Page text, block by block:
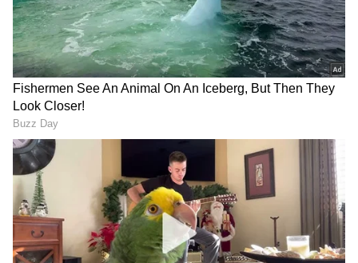
ಆರೋಪಿಗಳು ನಗರದ ವಿವಿಧೆಡೆ ಸುತ್ತಾಡಿ ಬೀಗ ಹಾಕಿದ
ಮನೆಗಳನ್ನು ಟಾರ್ಗೆಟ್‌ ಮಾಡಿ ಬೀಗ ಮುರಿದು ಕಳ್ಳತನ
ಮಾಡುತ್ತಿದ್ದರು. ಕೆಲ ಪ್ರಕರಣಗಳಲ್ಲಿ ಮನೆಯವರು ಬಾಗಿಲ
ಬೀಗದ ಕೀಗಳನ್ನು ಹೂಕುಂಡ ಅಥವಾ ಚಪ್ಪಲಿ ಸ್ಟ್ಯಾಂಡ್‌ಗಳಲ್ಲಿ
ಬಚ್ಚಿಡುವುದನ್ನು ನೋಡಿಕೊಂಡು ಬಳಿಕ ಅದೇ ಕೀ
ತೆಗೆದುಕೊಂಡು ಕಳ್ಳತನ ಮಾಡುತ್ತಿದ್ದರು. ಕದ್ದ ಮಾಲುಗಳನ್ನು
ಪರಿಚಿತರ ಮೂಲಕ ವಿಲೇವಾರಿ ಮಾಡಿ ಬಂದ ಹಣದಿಂದ
ಮೋಜು-ಮಸ್ತಿ ಮಾಡುತ್ತಿದ್ದರು. ಹಣ ಖಾಲಿಯಾದ ಬಳಿಕ
ಮತ್ತೆ ತನ್ನ ಕಳ್ಳತನ ಚಾಳಿ ಮುಂದುವರೆಸುತ್ತಿದ್ದರು ಎಂಬುದು
ವಿಚಾರಣೆಯಿಂದ ತಿಳಿದು ಬಂದಿದೆ ಎಂದು ಅಧಿಕಾರಿಗಳು
ತಿಳಿಸಿದ್ದಾರೆ.
RECOMMENDED STORIES